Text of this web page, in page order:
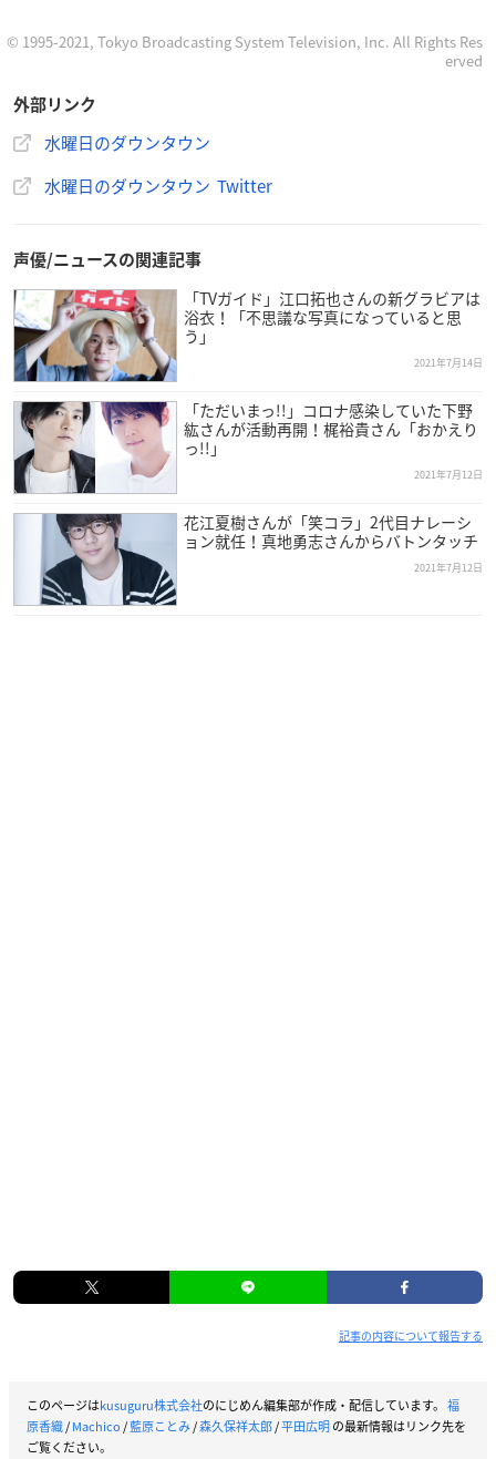
出演：藍原ことみ、小野友樹、梶原岳人、武内駿輔、 平田広
、荒牧陽子、神奈月、
原口あきまさ、ほいけんた、ホリ、みかん、Mr.シャチホコ、
ミラクルひかる、コロッケ、小島瑠璃子、鈴木亜美、小倉優
子、瑛茉ジャスミン、菅原初代、アンジェラ佐藤、三宅智子、
団長安田（安田大サーカス）、瀬下豊（天竺鼠）、初瀬悠太
（ななまがり）、林家ペー、林家パー子、高橋茂雄（サバン
太、伊藤七海、猪俣大輝、岡本沙紀、ヒロミ、国山ハセン（TB
※敬称略
今週14日「水曜日のダウンタウン」は･･･よる9時20分〜放
送時間100分拡大SPです!!
▼声を操るプロ声優ならモノマネも上手いはず説▼激辛好
きｖｓ辛さは苦手な大食いのデスソース１Ｌ早消費対決▼
逆に林家ぺーの誕生日を知っている芸能人、悲しいかない
ない説#水曜日のダウンタウン
pic.twitter.com/DUs2K
CBUKi
© 1995-2021, Tokyo Broadcasting System Television, Inc. All Rights Res
erved
外部リンク
水曜日のダウンタウン
水曜日のダウンタウン Twitter
声優/ニュースの関連記事
「TVガイド」江口拓也さんの新グラビアは
浴衣！「不思議な写真になっていると思
う」
2021年7月14日
「ただいまっ!!」コロナ感染していた下野
紘さんが活動再開！梶裕貴さん「おかえり
っ!!」
2021年7月12日
花江夏樹さんが「笑コラ」2代目ナレーシ
ョン就任！真地勇志さんからバトンタッチ
2021年7月12日
記事の内容について報告する
このページはkusuguru株式会社のにじめん編集部が作成・配信しています。 福
原香織/Machico/藍原ことみ/森久保祥太郎/平田広明の最新情報はリンク先を
ご覧ください。